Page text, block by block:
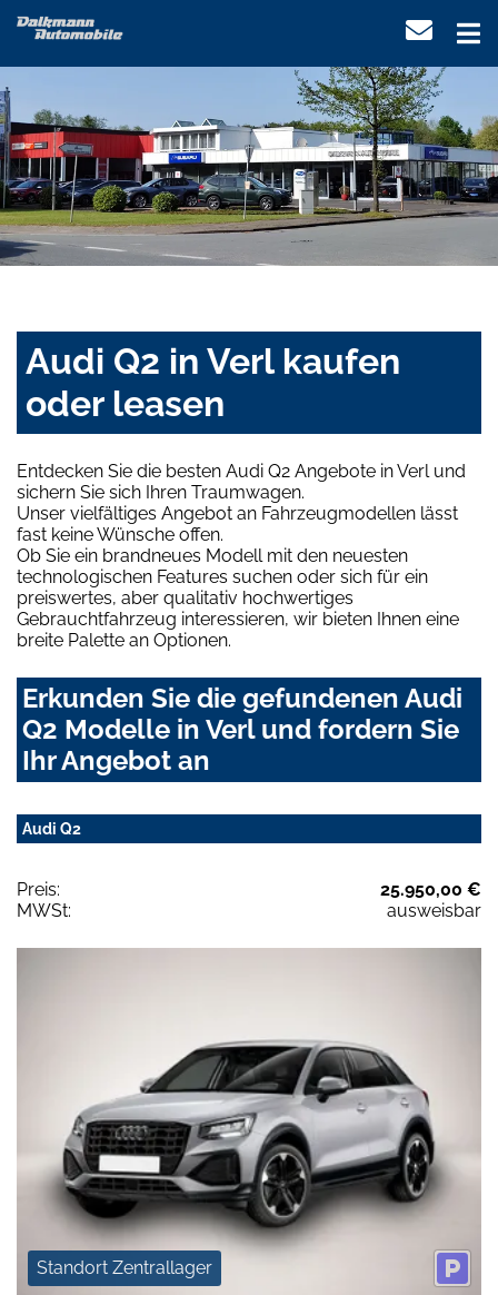
Audi Q2 in Verl kaufen
oder leasen
Entdecken Sie die besten Audi Q2 Angebote in Verl und
sichern Sie sich Ihren Traumwagen.
Unser vielfältiges Angebot an Fahrzeugmodellen lässt
fast keine Wünsche offen.
Ob Sie ein brandneues Modell mit den neuesten
technologischen Features suchen oder sich für ein
preiswertes, aber qualitativ hochwertiges
Gebrauchtfahrzeug interessieren, wir bieten Ihnen eine
breite Palette an Optionen.
Erkunden Sie die gefundenen Audi
Q2 Modelle in Verl und fordern Sie
Ihr Angebot an
Audi Q2
Preis:
25.950,00 €
MWSt:
ausweisbar
Standort Zentrallager